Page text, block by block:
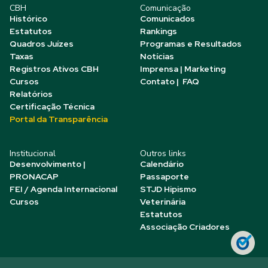
CBH
Histórico
Estatutos
Quadros Juízes
Taxas
Registros Ativos CBH
Cursos
Relatórios
Certificação Técnica
Portal da Transparência
Comunicação
Comunicados
Rankings
Programas e Resultados
Notícias
Imprensa | Marketing
Contato | FAQ
Institucional
Desenvolvimento |
PRONACAP
FEI / Agenda Internacional
Cursos
Outros links
Calendário
Passaporte
STJD Hipismo
Veterinária
Estatutos
Associação Criadores